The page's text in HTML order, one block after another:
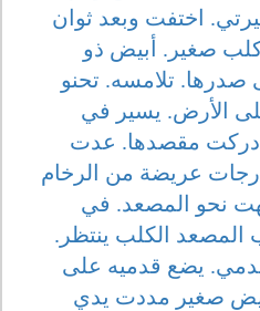
اختفت وبعد ثوان
كلب صغير. أبيض ذو
تلامسه. تحنو
الأرض. يسير في
أدركت مقصدها. عدت
عريضة من الرخام
نحو المصعد. في
المصعد الكلب ينتظر.
يضع قدميه على
صغير مددت يدي